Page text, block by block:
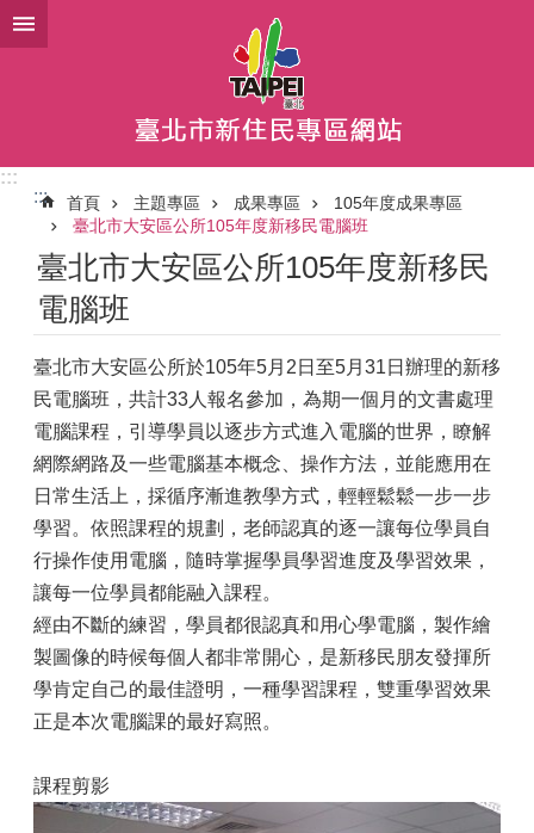
跳到主要內容區塊
:::
::: 首頁 主題專區 成果專區
105年度成果專區
臺北市大安區公所105年度新移民電腦班
臺北市大安區公所105年度新移民
電腦班
臺北市大安區公所於105年5月2日至5月31日辦理的新移
民電腦班，共計33人報名參加，為期一個月的文書處理
電腦課程，引導學員以逐步方式進入電腦的世界，瞭解
網際網路及一些電腦基本概念、操作方法，並能應用在
日常生活上，採循序漸進教學方式，輕輕鬆鬆一步一步
學習。依照課程的規劃，老師認真的逐一讓每位學員自
行操作使用電腦，隨時掌握學員學習進度及學習效果，
讓每一位學員都能融入課程。
經由不斷的練習，學員都很認真和用心學電腦，製作繪
製圖像的時候每個人都非常開心，是新移民朋友發揮所
學肯定自己的最佳證明，一種學習課程，雙重學習效果
正是本次電腦課的最好寫照。
課程剪影